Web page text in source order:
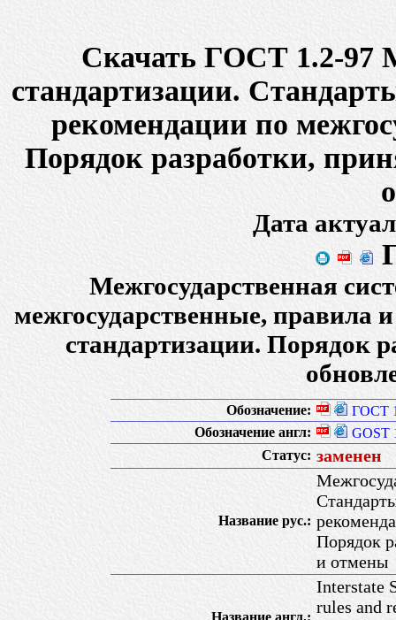
Скачать ГОСТ 1.2-97
стандартизации.
рекомендации по
Порядок разработки,
Дата
Межгосударственная
межгосударственные, правила
стандартизации. Порядок
Обозначение:
ГОСТ
Обозначение англ:
GOST
Статус: заменен
Название рус.:
Порядок
и отмены
Название англ.:
Interstate
rules and